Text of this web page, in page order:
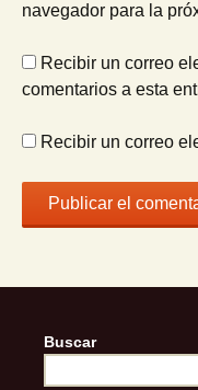
navegador para la
Recibir un correo
comentarios a esta
Recibir un correo
Buscar